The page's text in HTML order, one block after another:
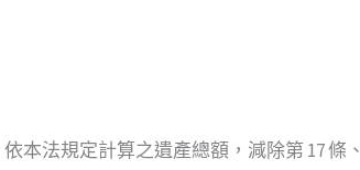
本法規定計算之遺產總額，減除第 17 條、